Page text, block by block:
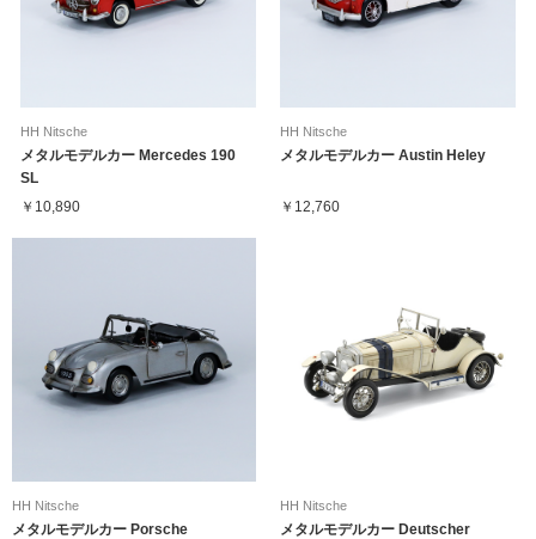
HH Nitsche
メタルモデルカー Mercedes 190
SL
￥10,890
HH Nitsche
メタルモデルカー Austin Heley
￥12,760
HH Nitsche
メタルモデルカー Porsche
HH Nitsche
メタルモデルカー Deutscher